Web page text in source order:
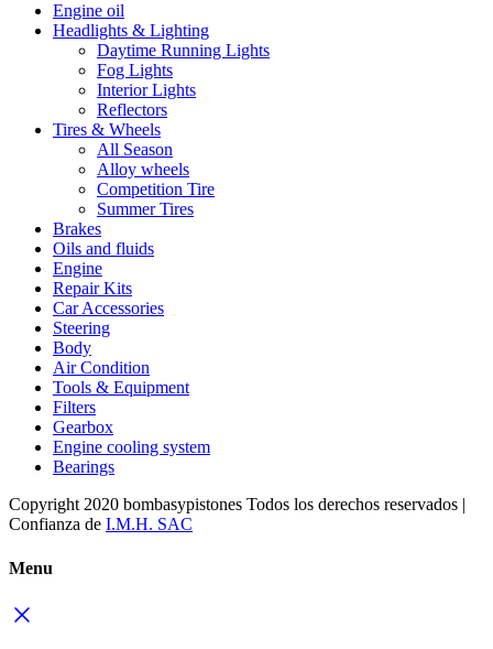
Engine oil
Headlights & Lighting
Daytime Running Lights
Fog Lights
Interior Lights
Reflectors
Tires & Wheels
All Season
Alloy wheels
Competition Tire
Summer Tires
Brakes
Oils and fluids
Engine
Repair Kits
Car Accessories
Steering
Body
Air Condition
Tools & Equipment
Filters
Gearbox
Engine cooling system
Bearings
Copyright 2020 bombasypistones Todos los derechos reservados |
Confianza de I.M.H. SAC
Menu